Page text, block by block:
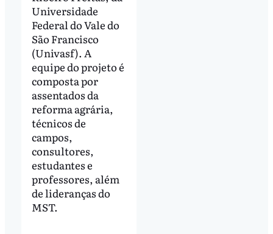
Universidade
Federal do Vale do
São Francisco
(Univasf). A
equipe do projeto é
composta por
assentados da
reforma agrária,
técnicos de
campos,
consultores,
estudantes e
professores, além
de lideranças do
MST.